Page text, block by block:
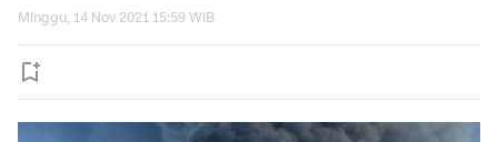
Minggu, 14 Nov 2021 15:59 WIB